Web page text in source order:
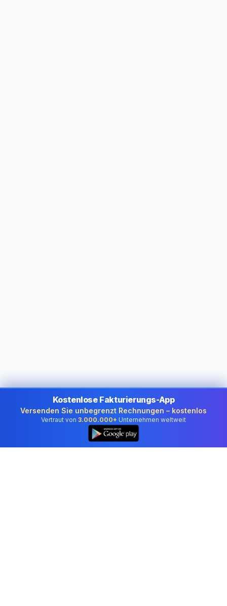
Kostenlose Fakturierungs-App
Versenden Sie unbegrenzt Rechnungen – kostenlos
Vertraut von 3.000.000+ Unternehmen weltweit